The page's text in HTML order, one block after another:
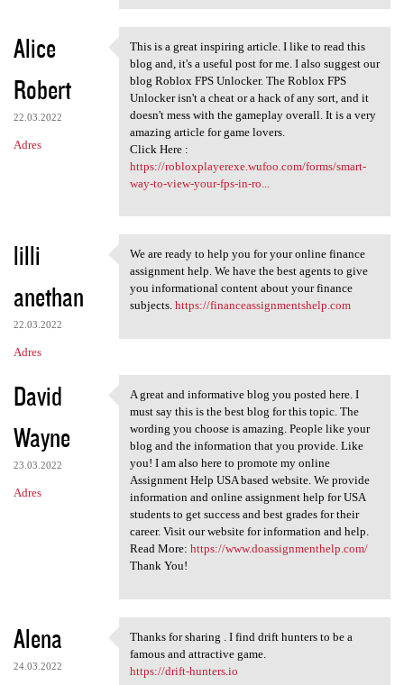
Alice
Robert
22.03.2022
Adres
This is a great inspiring
This is a great inspiring article. I like to read this
blog and, it's a useful post for me. I also suggest our
blog Roblox FPS Unlocker. The Roblox FPS
Unlocker isn't a cheat or a hack of any sort, and it
doesn't mess with the gameplay overall. It is a very
amazing article for game lovers.
Click Here :
https://robloxplayerexe.wufoo.com/forms/smart-
way-to-view-your-fps-in-ro...
lilli
anethan
22.03.2022
Adres
We are ready to help you for
We are ready to help you for your online finance
assignment help. We have the best agents to give
you informational content about your finance
subjects. https://financeassignmentshelp.com
David
Wayne
23.03.2022
Adres
A great and informative blog
A great and informative blog you posted here. I
must say this is the best blog for this topic. The
wording you choose is amazing. People like your
blog and the information that you provide. Like
you! I am also here to promote my online
Assignment Help USA based website. We provide
information and online assignment help for USA
students to get success and best grades for their
career. Visit our website for information and help.
Read More: https://www.doassignmenthelp.com/
Thank You!
Alena
24.03.2022
Thanks for sharing . I find
Thanks for sharing . I find drift hunters to be a
famous and attractive game.
https://drift-hunters.io